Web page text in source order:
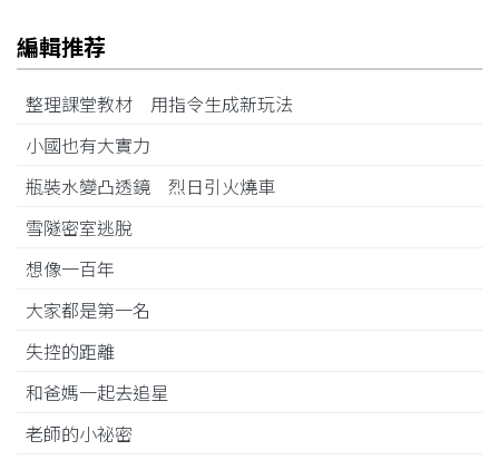
編輯推荐
整理課堂教材 用指令生成新玩法
小國也有大實力
瓶裝水變凸透鏡 烈日引火燒車
雪隧密室逃脫
想像一百年
大家都是第一名
失控的距離
和爸媽一起去追星
老師的小祕密